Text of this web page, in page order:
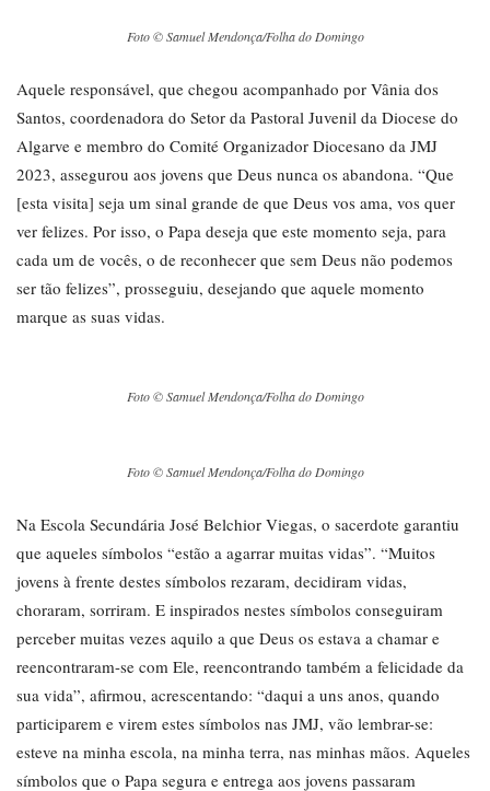
Foto © Samuel Mendonça/Folha do Domingo
Aquele responsável, que chegou acompanhado por Vânia dos
Santos, coordenadora do Setor da Pastoral Juvenil da Diocese do
Algarve e membro do Comité Organizador Diocesano da JMJ
2023, assegurou aos jovens que Deus nunca os abandona. “Que
[esta visita] seja um sinal grande de que Deus vos ama, vos quer
ver felizes. Por isso, o Papa deseja que este momento seja, para
cada um de vocês, o de reconhecer que sem Deus não podemos
ser tão felizes”, prosseguiu, desejando que aquele momento
marque as suas vidas.
Foto © Samuel Mendonça/Folha do Domingo
Foto © Samuel Mendonça/Folha do Domingo
Na Escola Secundária José Belchior Viegas, o sacerdote garantiu
que aqueles símbolos “estão a agarrar muitas vidas”. “Muitos
jovens à frente destes símbolos rezaram, decidiram vidas,
choraram, sorriram. E inspirados nestes símbolos conseguiram
perceber muitas vezes aquilo a que Deus os estava a chamar e
reencontraram-se com Ele, reencontrando também a felicidade da
sua vida”, afirmou, acrescentando: “daqui a uns anos, quando
participarem e virem estes símbolos nas JMJ, vão lembrar-se:
esteve na minha escola, na minha terra, nas minhas mãos. Aqueles
símbolos que o Papa segura e entrega aos jovens passaram